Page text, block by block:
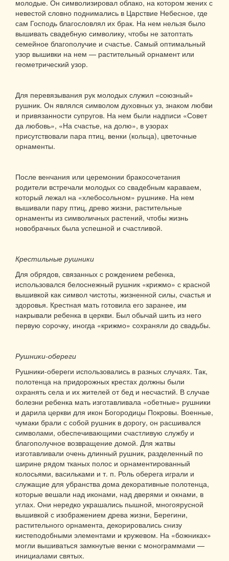
молодые. Он символизировал облако, на котором жених с
невестой словно поднимались в Царствие Небесное, где
сам Господь благословлял их брак. На нем нельзя было
вышивать свадебную символику, чтобы не затоптать
семейное благополучие и счастье. Самый оптимальный
узор вышивки на нем — растительный орнамент или
геометрический узор.
Для перевязывания рук молодых служил «союзный»
рушник. Он являлся символом духовных уз, знаком любви
и привязанности супругов. На нем были надписи «Совет
да любовь», «На счастье, на долю», в узорах
присутствовали пара птиц, венки (кольца), цветочные
орнаменты.
После венчания или церемонии бракосочетания
родители встречали молодых со свадебным караваем,
который лежал на «хлебосольном» рушнике. На нем
вышивали пару птиц, древо жизни, растительные
орнаменты из символичных растений, чтобы жизнь
новобрачных была успешной и счастливой.
Крестильные рушники
Для обрядов, связанных с рождением ребенка,
использовался белоснежный рушник «крижмо» с красной
вышивкой как символ чистоты, жизненной силы, счастья и
здоровья. Крестная мать готовила его заранее, им
накрывали ребенка в церкви. Был обычай шить из него
первую сорочку, иногда «крижмо» сохраняли до свадьбы.
Рушники-обереги
Рушники-обереги использовались в разных случаях. Так,
полотенца на придорожных крестах должны были
охранять села и их жителей от бед и несчастий. В случае
болезни ребенка мать изготавливала «обетные» рушники
и дарила церкви для икон Богородицы Покровы. Военные,
чумаки брали с собой рушник в дорогу, он расшивался
символами, обеспечивающими счастливую службу и
благополучное возвращение домой. Для жатвы
изготавливали очень длинный рушник, разделенный по
ширине рядом тканых полос и орнаментированный
колосьями, васильками и т. п. Роль оберега играли и
служащие для убранства дома декоративные полотенца,
которые вешали над иконами, над дверями и окнами, в
углах. Они нередко украшались пышной, многоярусной
вышивкой с изображением древа жизни, Берегини,
растительного орнамента, декорировались снизу
кистеподобными элементами и кружевом. На «божниках»
могли вышиваться замкнутые венки с монограммами —
инициалами святых.